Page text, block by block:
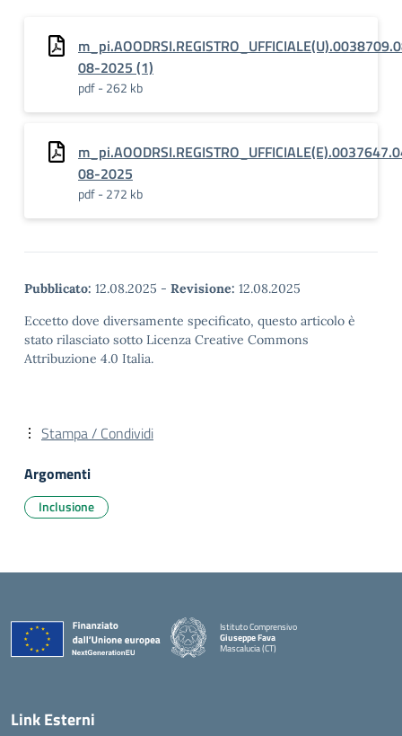
08-2025 (1)
pdf - 262 kb
08-2025
pdf - 272 kb
Pubblicato: 12.08.2025 - Revisione: 12.08.2025
Eccetto dove diversamente specificato, questo articolo è
stato rilasciato sotto Licenza Creative Commons
Attribuzione 4.0 Italia.
Stampa / Condividi
Argomenti
Inclusione
Istituto Comprensivo
Giuseppe Fava
Mascalucia (CT)
Link Esterni